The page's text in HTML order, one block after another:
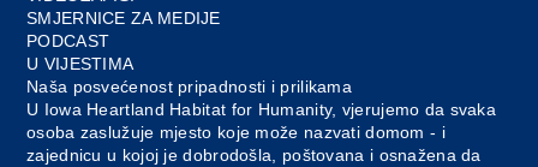
SMJERNICE ZA MEDIJE
PODCAST
U VIJESTIMA
Naša posvećenost pripadnosti i prilikama
U Iowa Heartland Habitat for Humanity, vjerujemo da svaka
osoba zaslužuje mjesto koje može nazvati domom - i
zajednicu u kojoj je dobrodošla, poštovana i osnažena da